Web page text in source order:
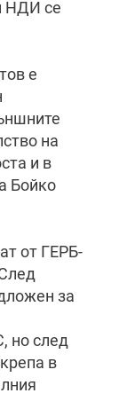
НДИ се
е
на
и в
Бойко
от ГЕРБ-
за
но след
в